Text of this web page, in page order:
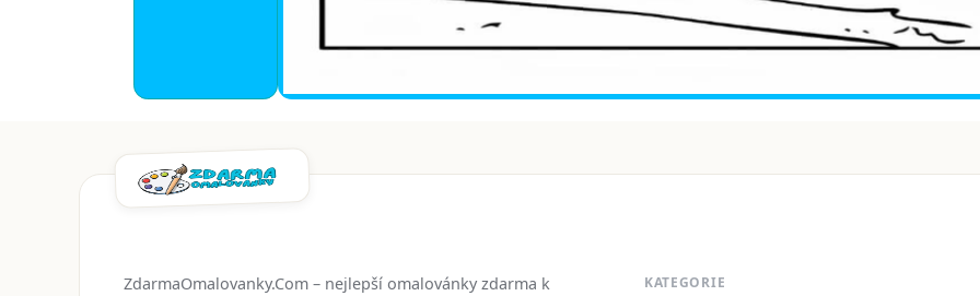
ZdarmaOmalovanky.Com – nejlepší omalovánky zdarma k
KATEGORIE